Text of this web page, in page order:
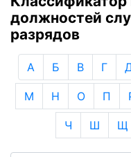
должностей
разрядов
А Б В Г
М Н О П
Ч Ш Щ